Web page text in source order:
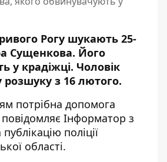
Рогу шукають 25-
Сущенкова. Його
у крадіжці. Чоловік
розшуку з 16 лютого.
потрібна допомога
повідомляє Інформатор з
публікацію поліції
області.